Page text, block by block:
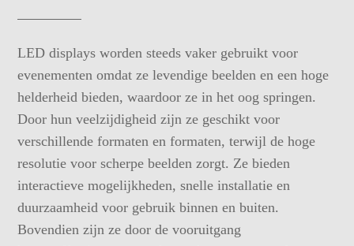
LED displays worden steeds vaker gebruikt voor
evenementen omdat ze levendige beelden en een hoge
helderheid bieden, waardoor ze in het oog springen.
Door hun veelzijdigheid zijn ze geschikt voor
verschillende formaten en formaten, terwijl de hoge
resolutie voor scherpe beelden zorgt. Ze bieden
interactieve mogelijkheden, snelle installatie en
duurzaamheid voor gebruik binnen en buiten.
Bovendien zijn ze door de vooruitgang